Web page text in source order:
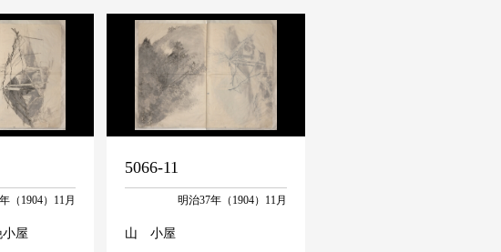
（1904）11月
小屋
5066-11
明治37年（1904）11月
山 小屋